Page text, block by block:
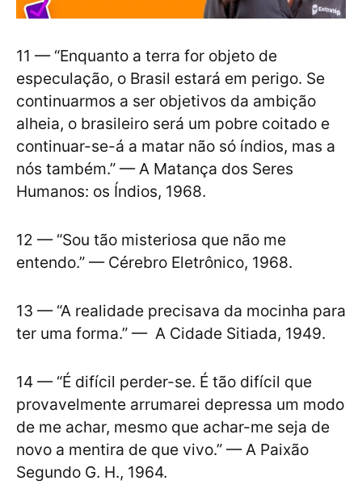
11 — “Enquanto a terra for objeto de
especulação, o Brasil estará em perigo. Se
continuarmos a ser objetivos da ambição
alheia, o brasileiro será um pobre coitado e
continuar-se-á a matar não só índios, mas a
nós também.” — A Matança dos Seres
Humanos: os Índios, 1968.
12 — “Sou tão misteriosa que não me
entendo.” — Cérebro Eletrônico, 1968.
13 — “A realidade precisava da mocinha para
ter uma forma.” — A Cidade Sitiada, 1949.
14 — “É difícil perder-se. É tão difícil que
provavelmente arrumarei depressa um modo
de me achar, mesmo que achar-me seja de
novo a mentira de que vivo.” — A Paixão
Segundo G. H., 1964.